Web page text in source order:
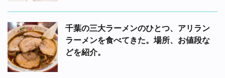
千葉の三大ラーメンのひとつ、アリラン
ラーメンを食べてきた。場所、お値段な
どを紹介。